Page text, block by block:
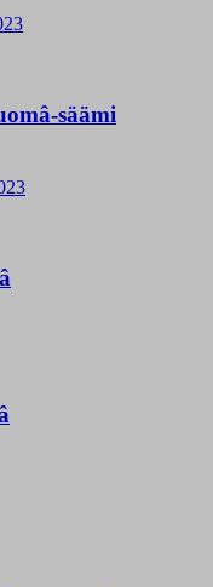
säämi